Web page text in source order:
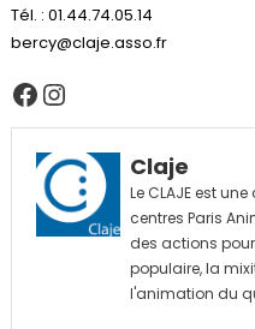
Tél. : 01.44.74.05.14
bercy@claje.asso.fr
Facebook
Instagram
Claje
Le CLAJE est
centres Paris
des actions
populaire, la
l'animation du